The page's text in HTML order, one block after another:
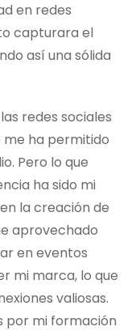
en redes
capturara el
así una sólida
redes sociales
ha permitido
Pero lo que
ha sido mi
la creación de
aprovechado
en eventos
mi marca, lo que
valiosas.
por mi formación